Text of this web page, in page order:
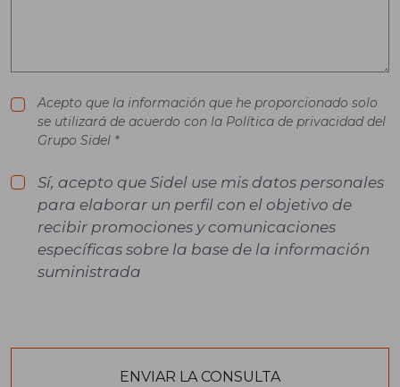
Acepto que la información que he proporcionado solo
se utilizará de acuerdo con la Política de privacidad del
Grupo Sidel *
Sí, acepto que Sidel use mis datos personales
para elaborar un perfil con el objetivo de
recibir promociones y comunicaciones
específicas sobre la base de la información
suministrada